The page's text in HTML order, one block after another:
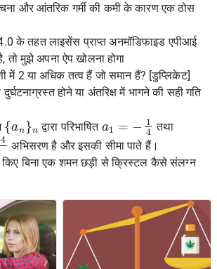
और आंतरिक गर्मी की कमी के कारण एक ठोस
के तहत लाइसेंस प्राप्त अनमॉडिफाइड एपीआई
तो मुझे अपना ऐप खोलना होगा
में 2 या अधिक तत्व हैं जो समान हैं? [डुप्लिकेट]
होने या अंतरिक्ष में भागने की सही गति
{a }n
द्वारा परिभाषित
4
तथा
4 4
अभिसरण है और इसकी सीमा पाते हैं।
किए बिना एक शमन छड़ी से क्रिस्टल कैसे संलग्न